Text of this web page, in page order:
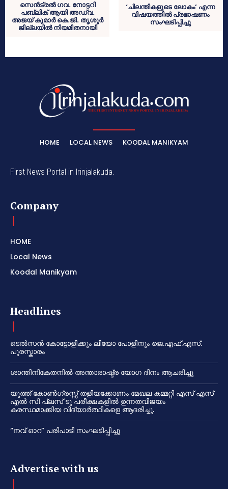
സെന്‍ട്രല്‍ ഗവ. നോട്ടറി
പബ്ലിക് ആയി അഡ്വ.
അജയ് കുമാര്‍ കെ.ജി. തൃശൂര്‍
ജില്ലയില്‍ നിയമിതനായി
‘ചിലന്തികളുടെ ലോകം’ എന്ന
വിഷയത്തില്‍ പ്രഭാഷണം
സംഘടിപ്പിച്ചു
HOME LOCAL NEWS KOODAL MANIKYAM
First News Portal in Irinjalakuda.
Company
HOME
Local News
Koodal Manikyam
Headlines
ടെൽസൻ കോട്ടോളിക്കും ലിയോ പോളിനും ജെ.എഫ്.എസ്.
പുരസ്കാരം
ശാന്തിനികേതനിൽ അന്താരാഷ്ട്ര യോഗ ദിനം ആചരിച്ചു
യൂത്ത് കോൺഗ്രസ്സ് തളിയക്കോണം മേഖല കമ്മറ്റി എസ് എസ്
എൽ സി പ്ലസ് ടു പരീക്ഷകളിൽ ഉന്നതവിജയം
കരസ്ഥമാക്കിയ വിദ്യാർത്ഥികളെ ആദരിച്ചു.
“നവ് ഓറ” പരിപാടി സംഘടിപ്പിച്ചു
Advertise with us